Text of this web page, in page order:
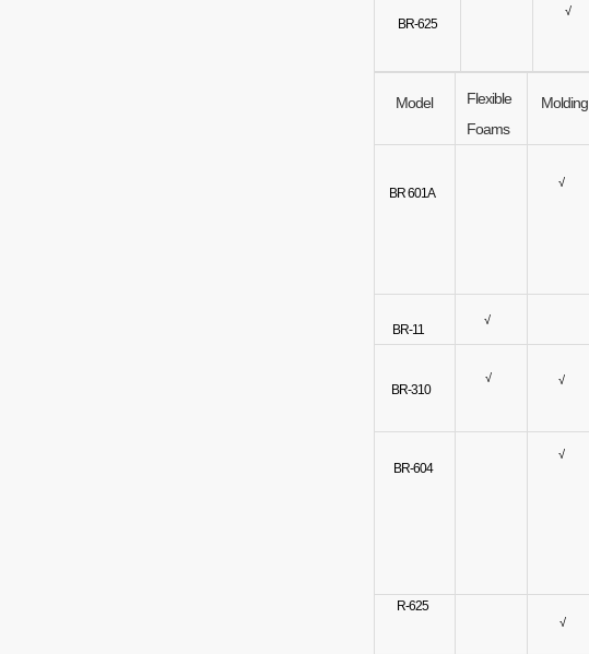
BR-625
√
Model
Flexible
Foams
Molding
BR 601A
√
BR-11
√
BR-310
√ √
BR-604
√
R-625
√